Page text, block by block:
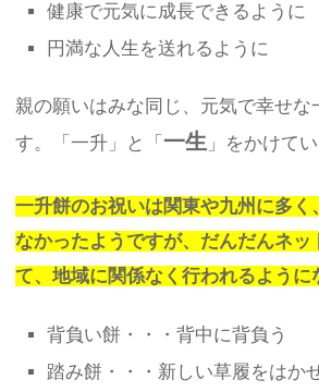
健康で元気に成長できるように
円満な人生を送れるように
親の願いはみな同じ、元気で幸せな
す。「一升」と「 一生 」をかけて
一升餅のお祝いは関東や九州に多く
なかったようですが、だんだんネッ
て、地域に関係なく行われるように
背負い餅・・・背中に背負う
踏み餅・・・新しい草履をはか